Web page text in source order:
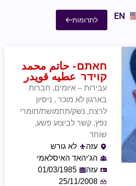
EN לתרומות
חאתם
קוידר
- حاتم محمد
عطيه قويدر
עבירות – איומים, חברות
בארגון לא מוכר , ניסיון
לרצח, נשק/תחמושת/חומרי
נפץ, קשר לביצוע פשע,
שוחד
עזה
לא גורש
הג'יהאד האיסלאמי
עזה
01/03/1985
25/11/2008